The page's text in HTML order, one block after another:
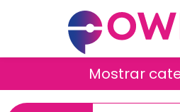
Mostrar